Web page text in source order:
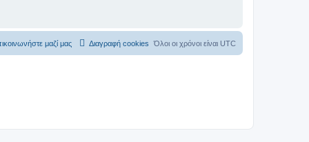
Όλοι οι χρόνοι είναι UTC
Διαγραφή cookies
μαζί μας